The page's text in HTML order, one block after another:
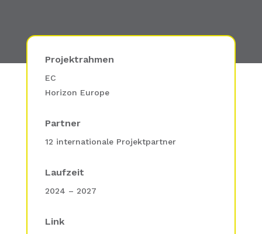
Projektrahmen
EC
Horizon Europe
Partner
12 internationale Projektpartner
Laufzeit
2024 – 2027
Link